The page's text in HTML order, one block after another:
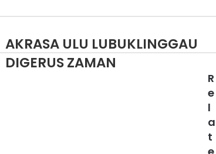
AKRASA ULU LUBUKLINGGAU
DIGERUS ZAMAN
R
e
l
a
t